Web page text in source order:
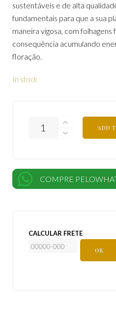
sustentáveis e de alta
fundamentais para que a sua
maneira vigosa, com
consequência acumulando
floração.
In stock
ADD
COMPRE
CALCULAR FRETE
OK